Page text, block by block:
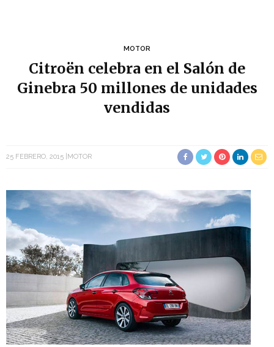
MOTOR
Citroën celebra en el Salón de
Ginebra 50 millones de unidades
vendidas
25 FEBRERO, 2015 MOTOR